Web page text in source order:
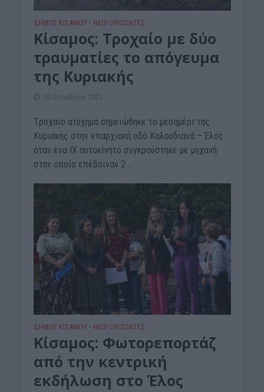
ΔΉΜΟΣ ΚΙΣΆΜΟΥ • ΝΕΟΙ ΟΡΙΖΟΝΤΕΣ
Κίσαμος: Τροχαίο με δύο
τραυματίες το απόγευμα
της Κυριακής
30 Οκτωβρίου 2022
Tροχαίο ατύχημα σημειώθηκε το μεσημέρι της
Κυριακής στην επαρχιακή οδό Καλουδιανά – Έλος
όταν ένα ΙΧ αυτοκίνητο συγκρούστηκε με μηχανή
στην οποία επέβαιναν 2...
ΔΉΜΟΣ ΚΙΣΆΜΟΥ • ΝΕΟΙ ΟΡΙΖΟΝΤΕΣ
Κίσαμος: Φωτορεπορτάζ
από την κεντρική
εκδήλωση στο Έλος